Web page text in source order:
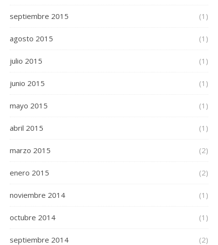
septiembre 2015 (1)
agosto 2015 (1)
julio 2015 (1)
junio 2015 (1)
mayo 2015 (1)
abril 2015 (1)
marzo 2015 (2)
enero 2015 (2)
noviembre 2014 (1)
octubre 2014 (1)
septiembre 2014 (2)